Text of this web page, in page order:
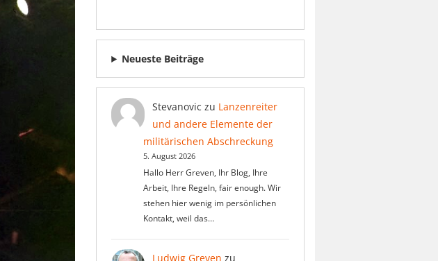
Neueste Beiträge
Stevanovic zu Lanzenreiter
und andere Elemente der
militärischen Abschreckung
5. August 2026
Hallo Herr Greven, Ihr Blog, Ihre
Arbeit, Ihre Regeln, fair enough. Wir
stehen hier wenig im persönlichen
Kontakt, weil das…
Ludwig Greven zu